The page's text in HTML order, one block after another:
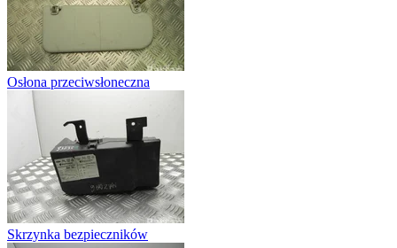
Osłona przeciwsłoneczna
Skrzynka bezpieczników